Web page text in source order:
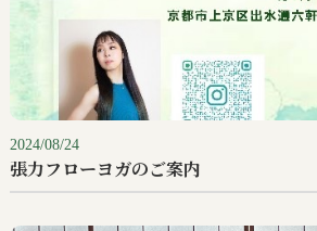
2024/08/24
張力フローヨガのご案内